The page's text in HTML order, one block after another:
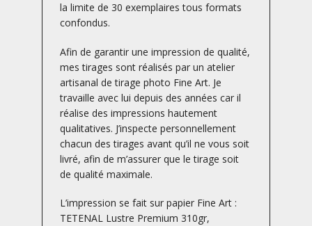
la limite de 30 exemplaires tous formats
confondus.
Afin de garantir une impression de qualité,
mes tirages sont réalisés par un atelier
artisanal de tirage photo Fine Art. Je
travaille avec lui depuis des années car il
réalise des impressions hautement
qualitatives. J’inspecte personnellement
chacun des tirages avant qu’il ne vous soit
livré, afin de m’assurer que le tirage soit
de qualité maximale.
L’impression se fait sur papier Fine Art :
TETENAL Lustre Premium 310gr,